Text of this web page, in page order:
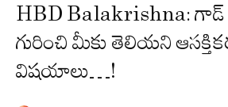
HBD Balakrishna:
గురించి మీకు తెలియని
విషయాలు…!